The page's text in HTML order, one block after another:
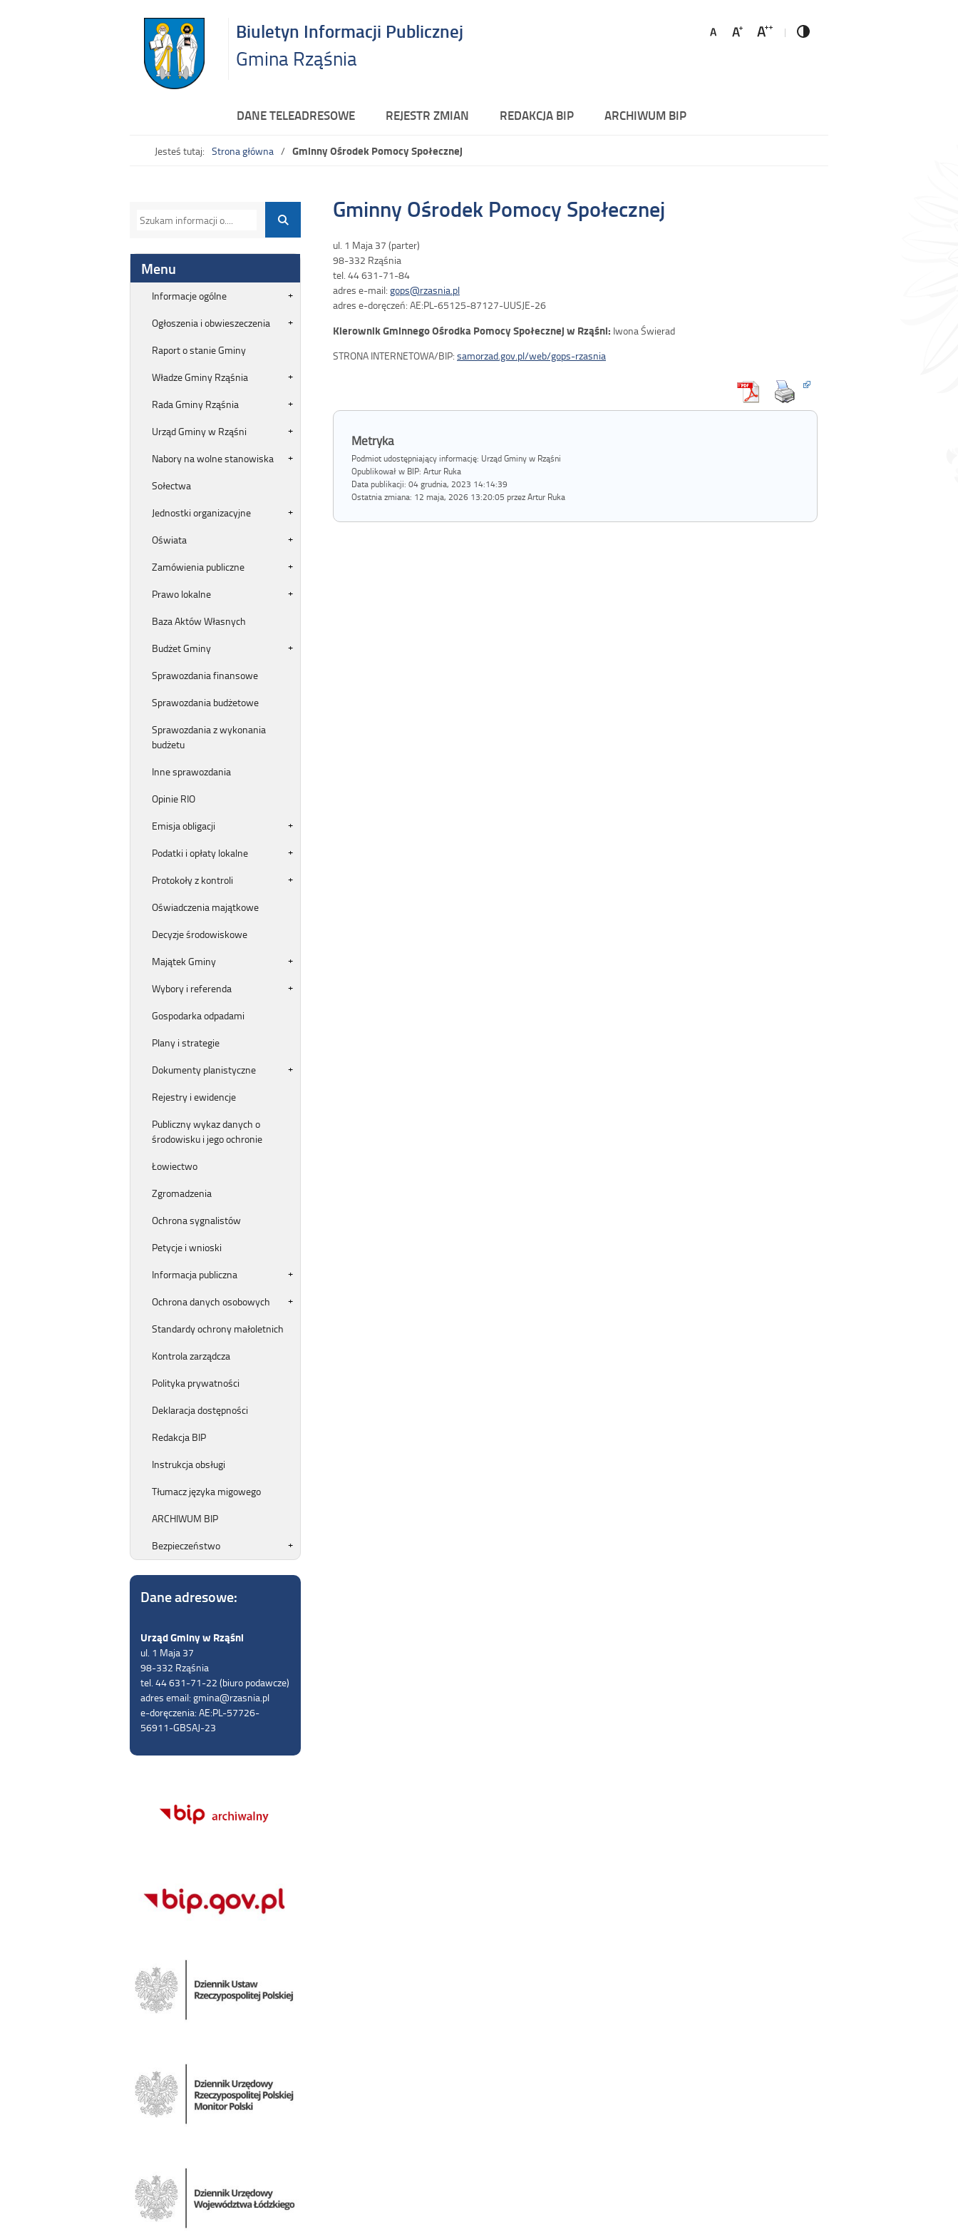
Biuletyn Informacji Publicznej
Gmina Rząśnia
DANE TELEADRESOWE REJESTR ZMIAN REDAKCJA BIP ARCHIWUM BIP
Jesteś tutaj: Strona główna Gminny Ośrodek Pomocy Społecznej
Menu
Informacje ogólne
Ogłoszenia i obwieszeczenia
Raport o stanie Gminy
Władze Gminy Rząśnia
Rada Gminy Rząśnia
Urząd Gminy w Rząśni
Nabory na wolne stanowiska
Sołectwa
Jednostki organizacyjne
Oświata
Zamówienia publiczne
Prawo lokalne
Baza Aktów Własnych
Budżet Gminy
Sprawozdania finansowe
Sprawozdania budżetowe
Sprawozdania z wykonania
budżetu
Inne sprawozdania
Opinie RIO
Emisja obligacji
Podatki i opłaty lokalne
Protokoły z kontroli
Oświadczenia majątkowe
Decyzje środowiskowe
Majątek Gminy
Wybory i referenda
Gospodarka odpadami
Plany i strategie
Dokumenty planistyczne
Rejestry i ewidencje
Publiczny wykaz danych o
środowisku i jego ochronie
Łowiectwo
Zgromadzenia
Ochrona sygnalistów
Petycje i wnioski
Informacja publiczna
Ochrona danych osobowych
Standardy ochrony małoletnich
Kontrola zarządcza
Polityka prywatności
Deklaracja dostępności
Redakcja BIP
Instrukcja obsługi
Tłumacz języka migowego
ARCHIWUM BIP
Bezpieczeństwo
Dane adresowe:
Urząd Gminy w Rząśni
ul. 1 Maja 37
98-332 Rząśnia
tel. 44 631-71-22 (biuro podawcze)
adres email: gmina@rzasnia.pl
e-doręczenia: AE:PL-57726-
56911-GBSAJ-23
Gminny Ośrodek Pomocy Społecznej
ul. 1 Maja 37 (parter)
98-332 Rząśnia
tel. 44 631-71-84
adres e-mail: gops@rzasnia.pl
adres e-doręczeń: AE:PL-65125-87127-UUSJE-26
Kierownik Gminnego Ośrodka Pomocy Społecznej w Rząśni: Iwona Świerad
STRONA INTERNETOWA/BIP: samorzad.gov.pl/web/gops-rzasnia
Metryka
Podmiot udostępniający informację: Urząd Gminy w Rząśni
Opublikował w BIP: Artur Ruka
Data publikacji: 04 grudnia, 2023 14:14:39
Ostatnia zmiana: 12 maja, 2026 13:20:05 przez Artur Ruka